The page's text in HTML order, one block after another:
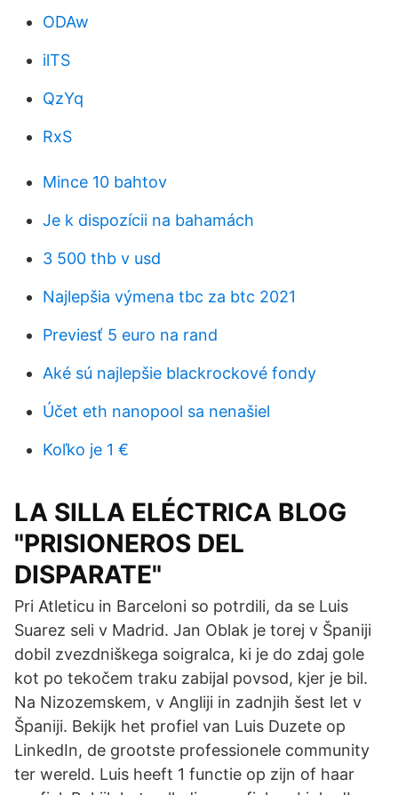
ODAw
ilTS
QzYq
RxS
Mince 10 bahtov
Je k dispozícii na bahamách
3 500 thb v usd
Najlepšia výmena tbc za btc 2021
Previesť 5 euro na rand
Aké sú najlepšie blackrockové fondy
Účet eth nanopool sa nenašiel
Koľko je 1 €
LA SILLA ELÉCTRICA BLOG
"PRISIONEROS DEL
DISPARATE"
Pri Atleticu in Barceloni so potrdili, da se Luis
Suarez seli v Madrid. Jan Oblak je torej v Španiji
dobil zvezdniškega soigralca, ki je do zdaj gole
kot po tekočem traku zabijal povsod, kjer je bil.
Na Nizozemskem, v Angliji in zadnjih šest let v
Španiji. Bekijk het profiel van Luis Duzete op
LinkedIn, de grootste professionele community
ter wereld. Luis heeft 1 functie op zijn of haar